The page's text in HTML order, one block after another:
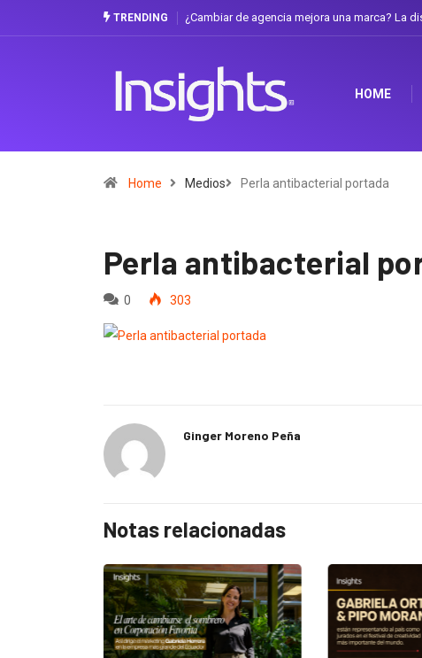
TRENDING ¿Cambiar de agencia mejora una marca? La
HOME
Home Medios Perla antibacterial portada
Perla antibacterial
0 303
Ginger Moreno Peña
Notas relacionadas